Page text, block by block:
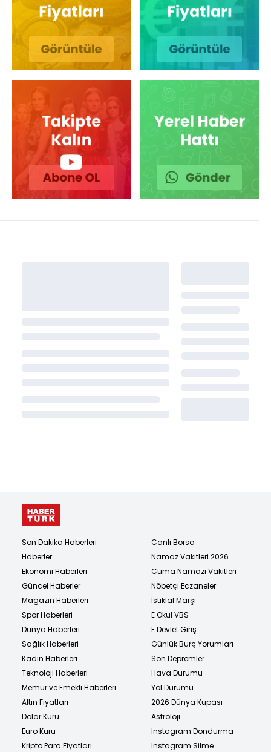
Son Dakika Haberleri
Haberler
Ekonomi Haberleri
Güncel Haberler
Magazin Haberleri
Spor Haberleri
Dünya Haberleri
Sağlık Haberleri
Kadın Haberleri
Teknoloji Haberleri
Memur ve Emekli Haberleri
Altın Fiyatları
Dolar Kuru
Euro Kuru
Kripto Para Fiyatları
Canlı Borsa
Namaz Vakitleri 2026
Cuma Namazı Vakitleri
Nöbetçi Eczaneler
İstiklal Marşı
E Okul VBS
E Devlet Giriş
Günlük Burç Yorumları
Son Depremler
Hava Durumu
Yol Durumu
2026 Dünya Kupası
Astroloji
Instagram Dondurma
Instagram Silme